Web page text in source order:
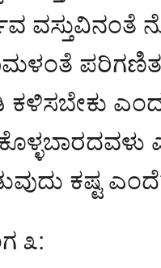
ವಸ್ತುವಿನಂತೆ
ಕಳಿಸಬೇಕು
ಕಷ್ಟ
೩: